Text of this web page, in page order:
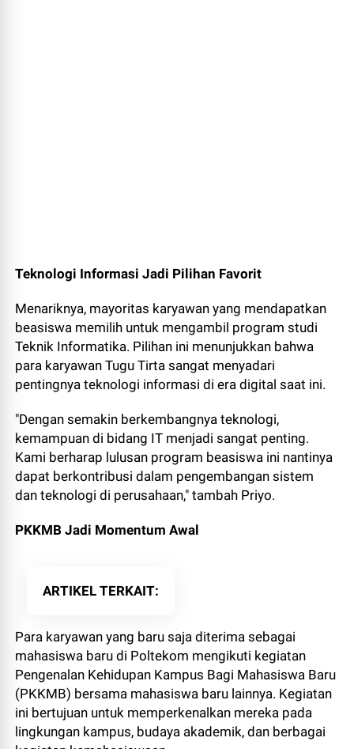
Teknologi Informasi Jadi Pilihan Favorit
Menariknya, mayoritas karyawan yang mendapatkan
beasiswa memilih untuk mengambil program studi
Teknik Informatika. Pilihan ini menunjukkan bahwa
para karyawan Tugu Tirta sangat menyadari
pentingnya teknologi informasi di era digital saat ini.
"Dengan semakin berkembangnya teknologi,
kemampuan di bidang IT menjadi sangat penting.
Kami berharap lulusan program beasiswa ini nantinya
dapat berkontribusi dalam pengembangan sistem
dan teknologi di perusahaan," tambah Priyo.
PKKMB Jadi Momentum Awal
ARTIKEL TERKAIT
Para karyawan yang baru saja diterima sebagai
mahasiswa baru di Poltekom mengikuti kegiatan
Pengenalan Kehidupan Kampus Bagi Mahasiswa Baru
(PKKMB) bersama mahasiswa baru lainnya. Kegiatan
ini bertujuan untuk memperkenalkan mereka pada
lingkungan kampus, budaya akademik, dan berbagai